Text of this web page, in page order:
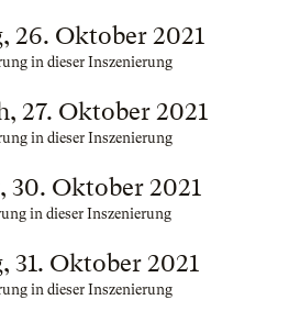
26. Oktober 2021
in dieser Inszenierung
27. Oktober 2021
in dieser Inszenierung
30. Oktober 2021
in dieser Inszenierung
31. Oktober 2021
in dieser Inszenierung